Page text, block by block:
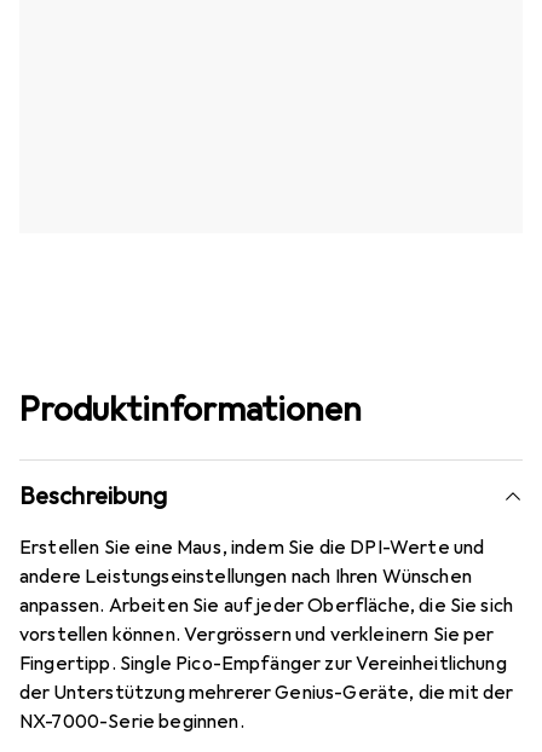
Produktinformationen
Beschreibung
Erstellen Sie eine Maus, indem Sie die DPI-Werte und
andere Leistungseinstellungen nach Ihren Wünschen
anpassen. Arbeiten Sie auf jeder Oberfläche, die Sie sich
vorstellen können. Vergrössern und verkleinern Sie per
Fingertipp. Single Pico-Empfänger zur Vereinheitlichung
der Unterstützung mehrerer Genius-Geräte, die mit der
NX-7000-Serie beginnen.